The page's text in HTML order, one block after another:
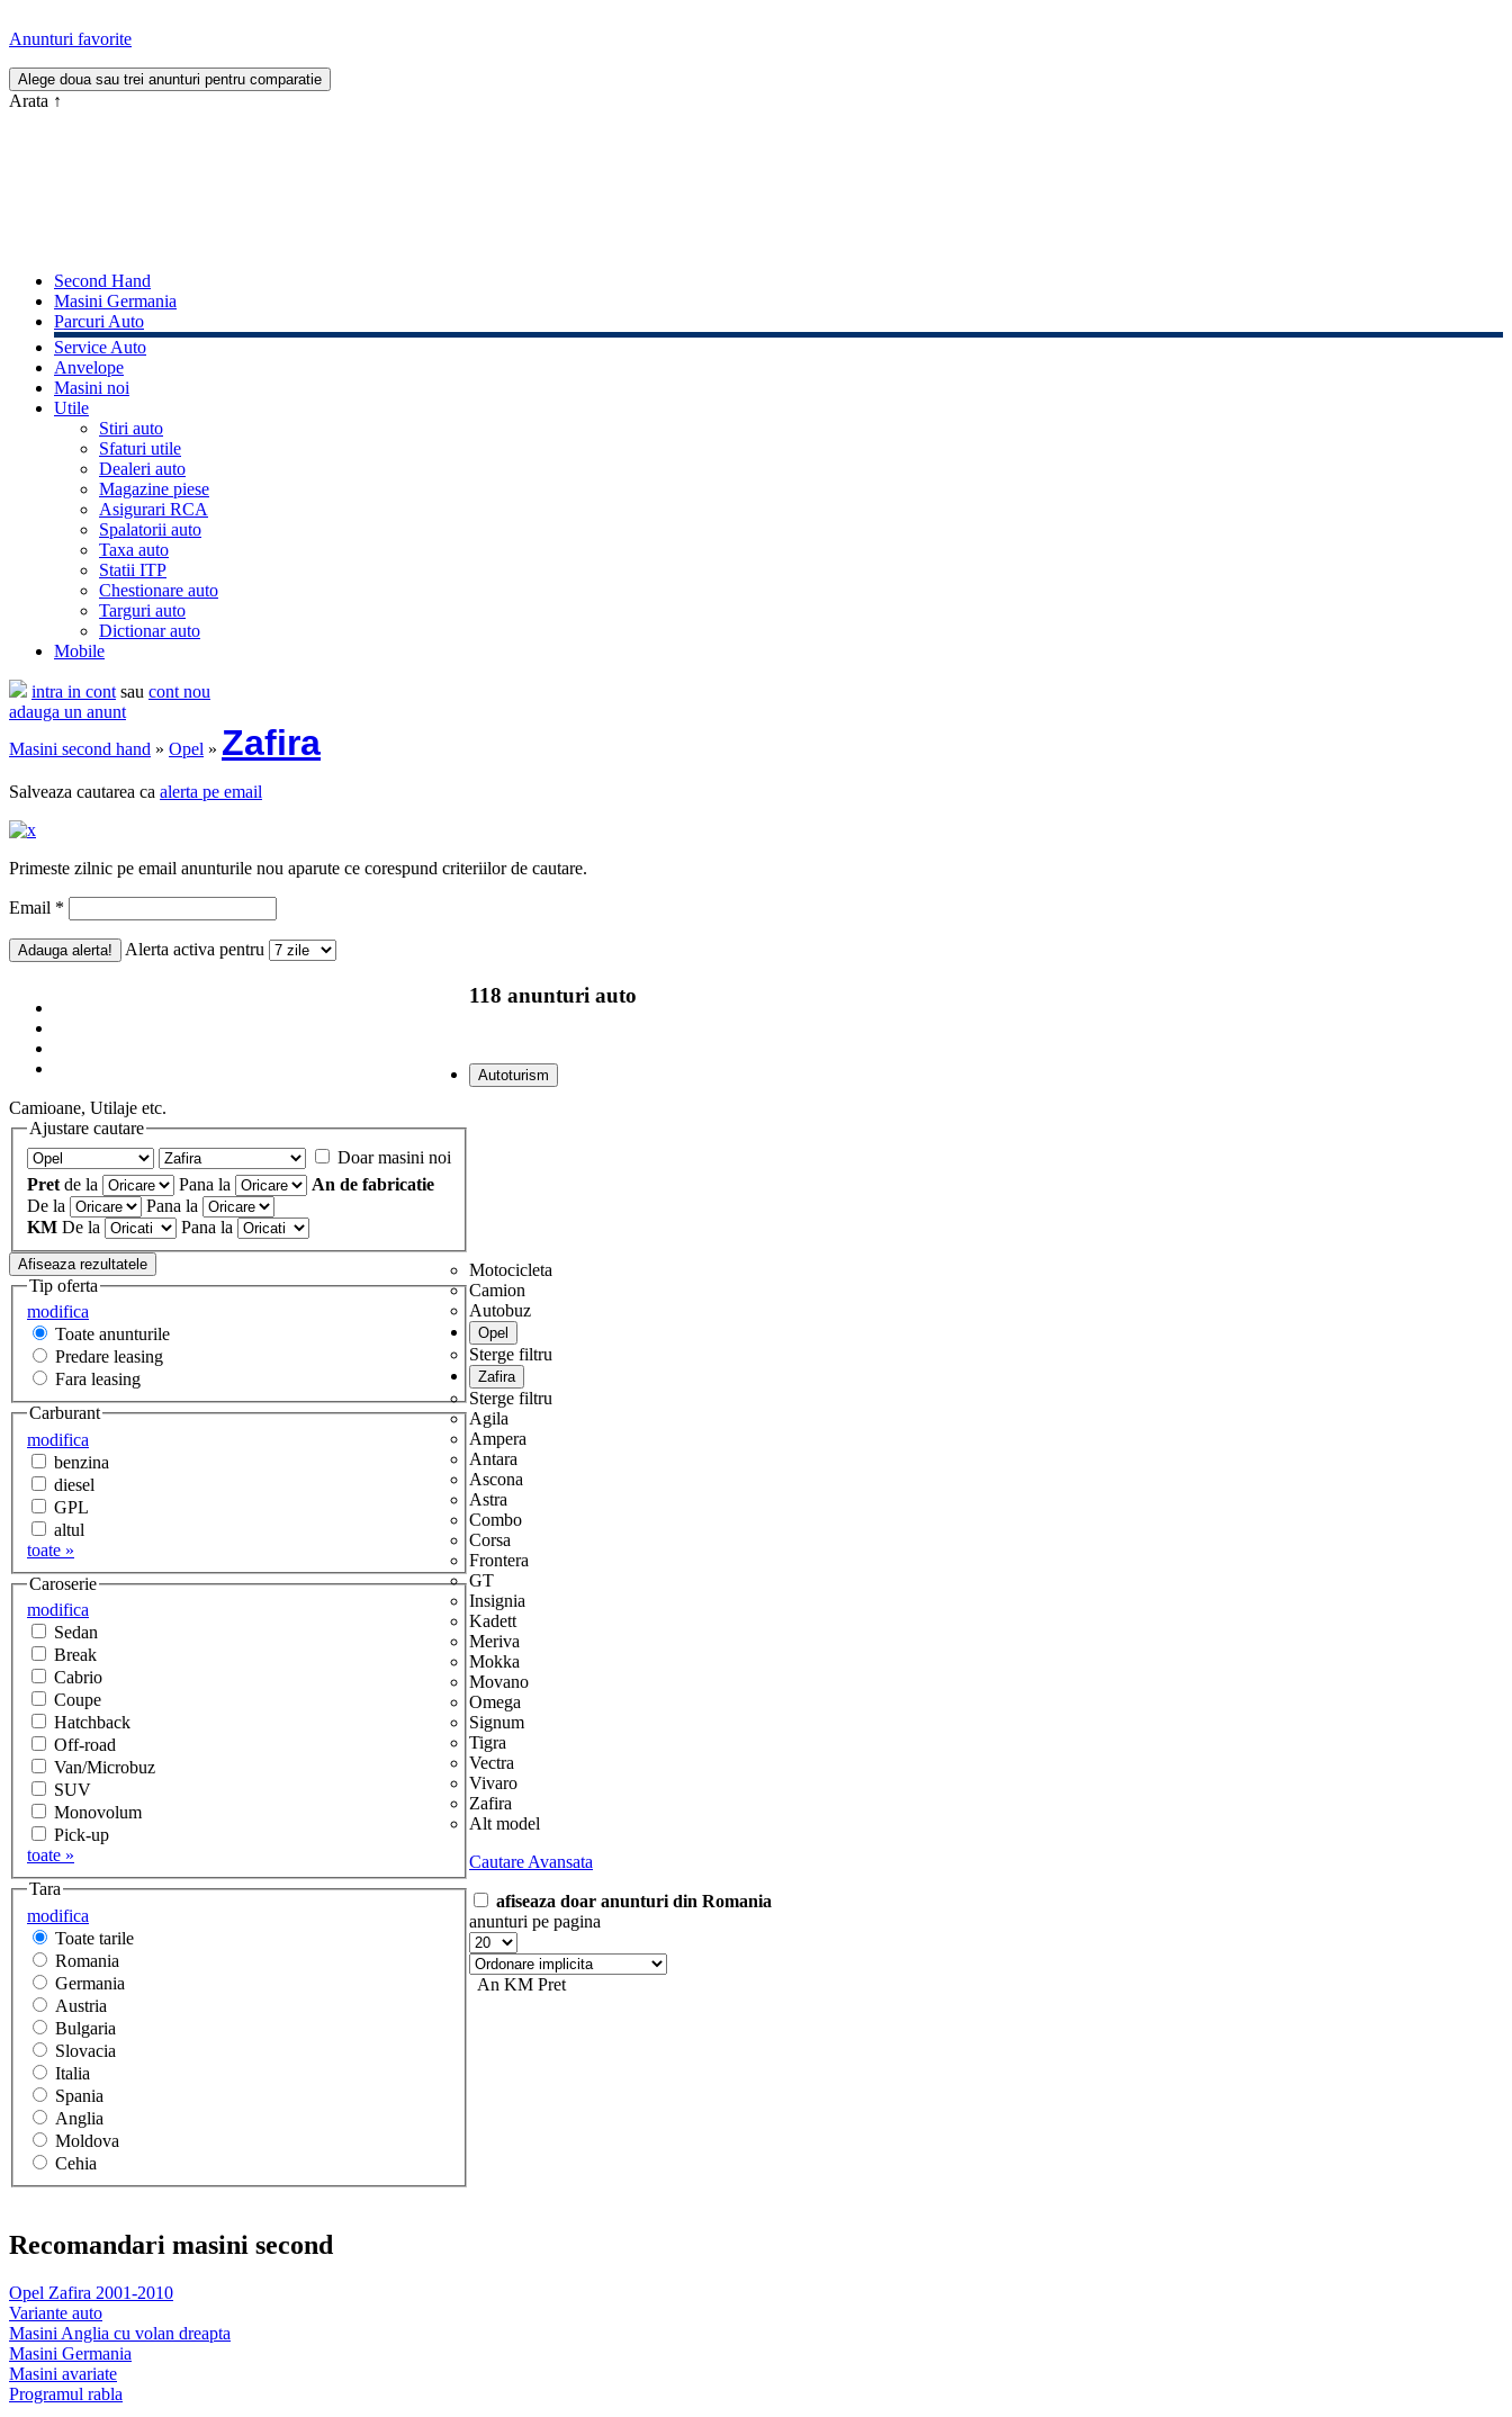
Anunturi favorite
Arata ↑
Second Hand
Masini Germania
Parcuri Auto
Service Auto
Anvelope
Masini noi
Utile
Stiri auto
Sfaturi utile
Dealeri auto
Magazine piese
Asigurari RCA
Spalatorii auto
Taxa auto
Statii ITP
Chestionare auto
Targuri auto
Dictionar auto
Mobile
intra in cont sau cont nou
adauga un anunt
Masini second hand » Opel » Zafira
Salveaza cautarea ca alerta pe email
Primeste zilnic pe email anunturile nou aparute ce corespund criteriilor de cautare.
Email *
Alerta activa pentru
Camioane, Utilaje etc.
Ajustare cautare
Doar masini noi
Pret de la Pana la
An de fabricatie
De la
Pana la
KM De la Pana la
modifica
Tip oferta
Toate anunturile
Predare leasing
Fara leasing
modifica
Carburant
benzina
diesel
GPL
altul
toate »
modifica
Caroserie
Sedan
Break
Cabrio
Coupe
Hatchback
Off-road
Van/Microbuz
SUV
Monovolum
Pick-up
toate »
modifica
Tara
Toate tarile
Romania
Germania
Austria
Bulgaria
Slovacia
Italia
Spania
Anglia
Moldova
Cehia
Recomandari masini second
Opel Zafira 2001-2010
Variante auto
Masini Anglia cu volan dreapta
Masini Germania
Masini avariate
Programul rabla
118 anunturi auto
Motocicleta
Camion
Autobuz
Sterge filtru
Sterge filtru
Agila
Ampera
Antara
Ascona
Astra
Combo
Corsa
Frontera
GT
Insignia
Kadett
Meriva
Mokka
Movano
Omega
Signum
Tigra
Vectra
Vivaro
Zafira
Alt model
Cautare Avansata
afiseaza doar anunturi din Romania
anunturi pe pagina
An KM Pret